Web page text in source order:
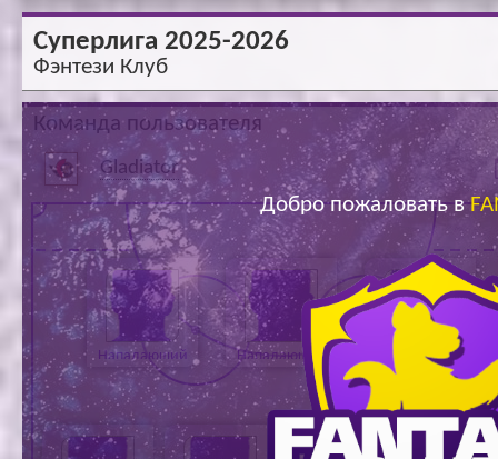
Суперлига 2025-2026
Фэнтези Клуб
Добро пожаловать в
Команда пользователя
Gladiator
Нападающий Нападающий Нападающий